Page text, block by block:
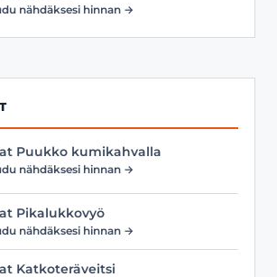
nähdäksesi hinnan →
Puukko kumikahvalla
nähdäksesi hinnan →
Pikalukkovyö
nähdäksesi hinnan →
Katkoteräveitsi